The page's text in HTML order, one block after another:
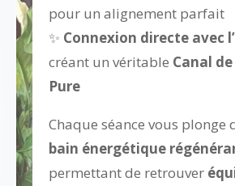
pour un alignement parfait
✨ Connexion directe avec
créant un véritable Canal
Pure
Chaque séance vous plonge
bain énergétique
permettant de retrouver